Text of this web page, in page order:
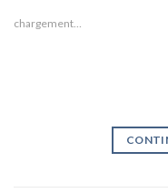
chargement…